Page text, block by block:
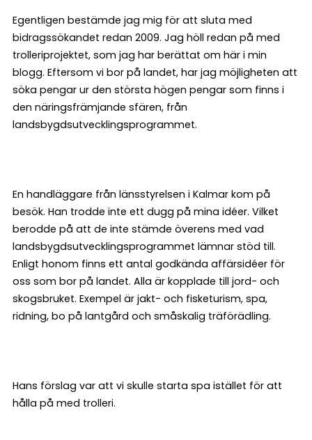
Egentligen bestämde jag mig för att sluta med
bidragssökandet redan 2009. Jag höll redan på med
trolleriprojektet, som jag har berättat om här i min
blogg. Eftersom vi bor på landet, har jag möjligheten att
söka pengar ur den största högen pengar som finns i
den näringsfrämjande sfären, från
landsbygdsutvecklingsprogrammet.
En handläggare från länsstyrelsen i Kalmar kom på
besök. Han trodde inte ett dugg på mina idéer. Vilket
berodde på att de inte stämde överens med vad
landsbygdsutvecklingsprogrammet lämnar stöd till.
Enligt honom finns ett antal godkända affärsidéer för
oss som bor på landet. Alla är kopplade till jord- och
skogsbruket. Exempel är jakt- och fisketurism, spa,
ridning, bo på lantgård och småskalig träförädling.
Hans förslag var att vi skulle starta spa istället för att
hålla på med trolleri.